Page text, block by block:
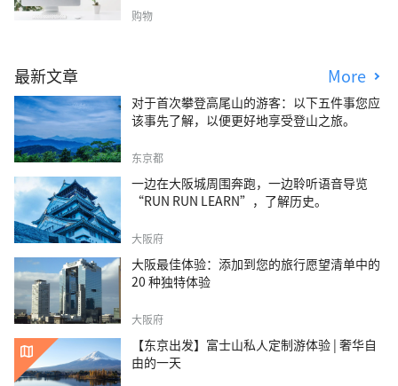
购物
最新文章 More
对于首次攀登高尾山的游客：以下五件事您应
该事先了解，以便更好地享受登山之旅。
东京都
一边在大阪城周围奔跑，一边聆听语音导览
“RUN RUN LEARN”，了解历史。
大阪府
大阪最佳体验：添加到您的旅行愿望清单中的
20 种独特体验
大阪府
【东京出发】富士山私人定制游体验 | 奢华自
由的一天